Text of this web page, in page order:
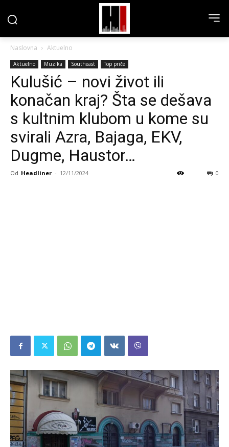
Naslovna Aktuelno
Aktuelno Muzika Southeast Top priče
Kulušić – novi život ili
konačan kraj? Šta se dešava
s kultnim klubom u kome su
svirali Azra, Bajaga, EKV,
Dugme, Haustor…
Od Headliner - 12/11/2024 0